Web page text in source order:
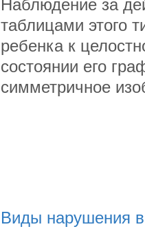
Наблюдение за
таблицами этого
ребенка к
состоянии его
симметричное
Виды нарушения